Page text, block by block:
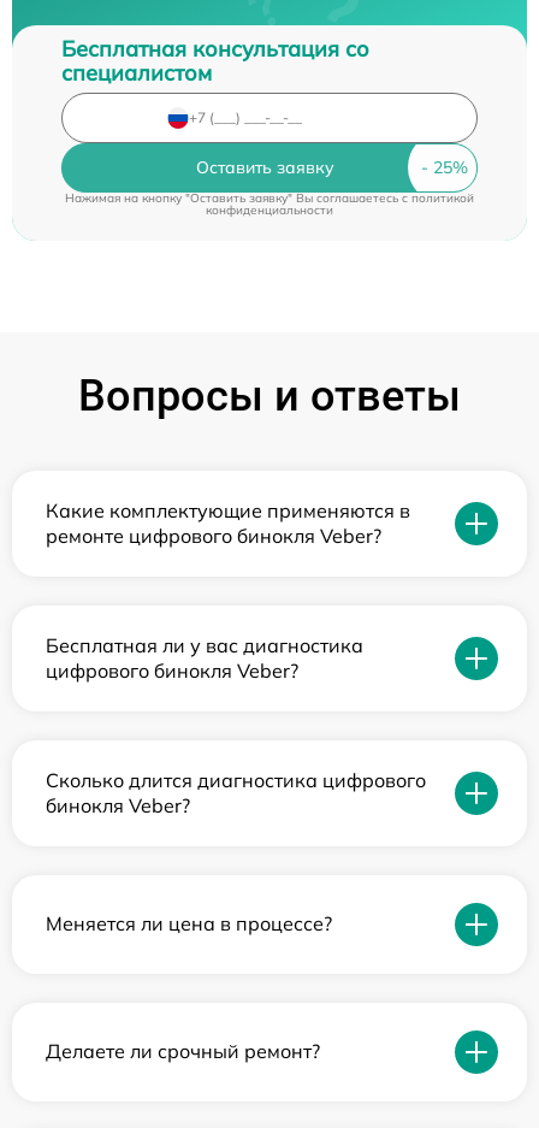
Бесплатная консультация со
специалистом
Оставить заявку
Нажимая на кнопку "Оставить заявку" Вы соглашаетесь cполитикой
конфиденциальности
Вопросы и ответы
Какие комплектующие применяются в
ремонте цифрового бинокля Veber?
Бесплатная ли у вас диагностика
цифрового бинокля Veber?
Сколько длится диагностика цифрового
бинокля Veber?
Меняется ли цена в процессе?
Делаете ли срочный ремонт?